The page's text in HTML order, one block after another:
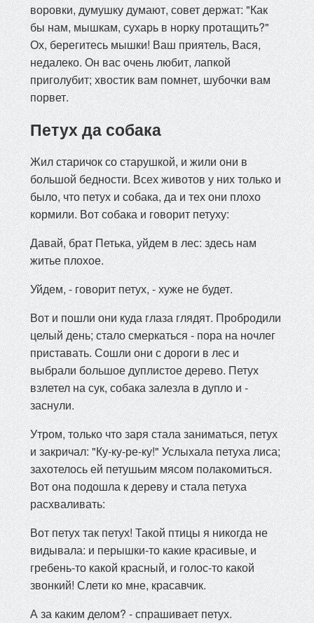
воровки, думушку думают, совет держат: "Как
бы нам, мышкам, сухарь в норку протащить?"
Ох, берегитесь мышки! Ваш приятель, Вася,
недалеко. Он вас очень любит, лапкой
приголубит; хвостик вам помнет, шубочки вам
порвет.
Петух да собака
Жил старичок со старушкой, и жили они в
большой бедности. Всех животов у них только и
было, что петух и собака, да и тех они плохо
кормили. Вот собака и говорит петуху:
Давай, брат Петька, уйдем в лес: здесь нам
житье плохое.
Уйдем, - говорит петух, - хуже не будет.
Вот и пошли они куда глаза глядят. Пробродили
целый день; стало смеркаться - пора на ночлег
приставать. Сошли они с дороги в лес и
выбрали большое дуплистое дерево. Петух
взлетел на сук, собака залезла в дупло и -
заснули.
Утром, только что заря стала заниматься, петух
и закричал: "Ку-ку-ре-ку!" Услыхала петуха лиса;
захотелось ей петушьим мясом полакомиться.
Вот она подошла к дереву и стала петуха
расхваливать:
Вот петух так петух! Такой птицы я никогда не
видывала: и перышки-то какие красивые, и
гребень-то какой красный, и голос-то какой
звонкий! Слети ко мне, красавчик.
А за каким делом? - спрашивает петух.